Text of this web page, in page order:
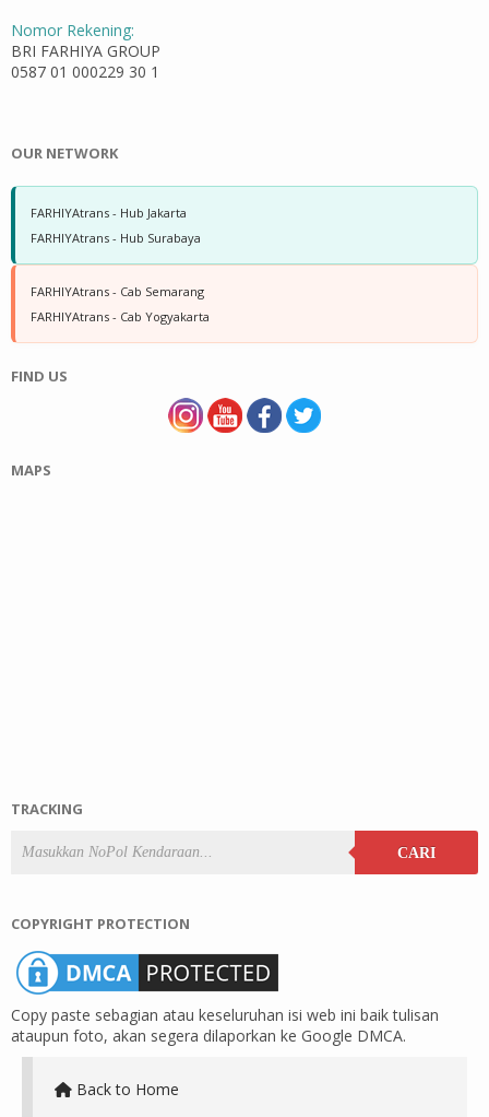
Nomor Rekening:
BRI FARHIYA GROUP
0587 01 000229 30 1
OUR NETWORK
FARHIYAtrans - Hub Jakarta
FARHIYAtrans - Hub Surabaya
FARHIYAtrans - Cab Semarang
FARHIYAtrans - Cab Yogyakarta
FIND US
MAPS
TRACKING
CARI
COPYRIGHT PROTECTION
Copy paste sebagian atau keseluruhan isi web ini baik tulisan
ataupun foto, akan segera dilaporkan ke Google DMCA.
Back to Home